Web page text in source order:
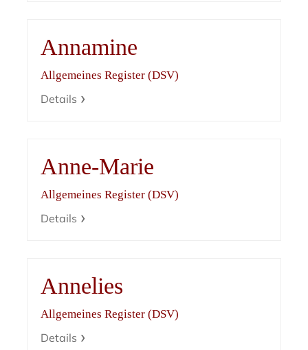
Annamine
Allgemeines Register (DSV)
Details
Anne-Marie
Allgemeines Register (DSV)
Details
Annelies
Allgemeines Register (DSV)
Details